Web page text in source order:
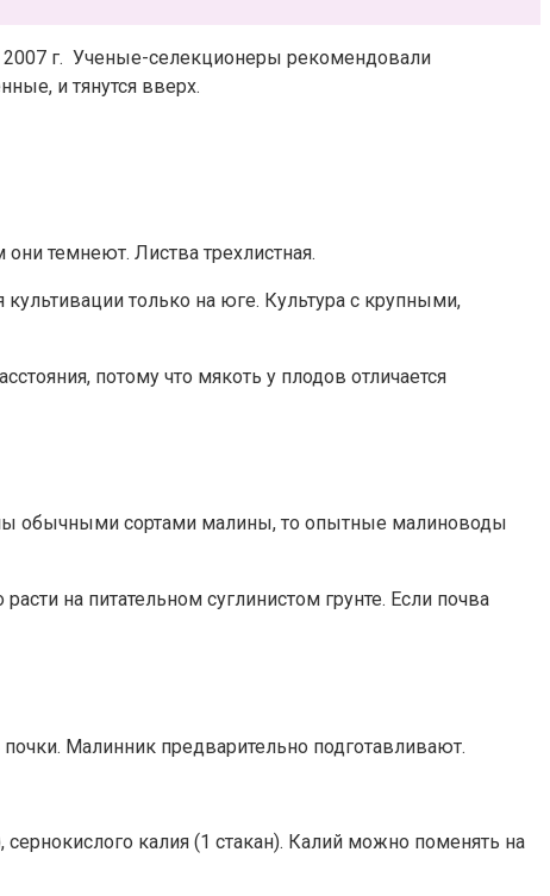
г. Ученые-селекционеры рекомендовали
и тянутся вверх.
темнеют. Листва трехлистная.
только на юге. Культура с крупными,
потому что мякоть у плодов отличается
обычными сортами малины, то опытные малиноводы
на питательном суглинистом грунте. Если почва
Малинник предварительно подготавливают.
калия (1 стакан). Калий можно поменять на